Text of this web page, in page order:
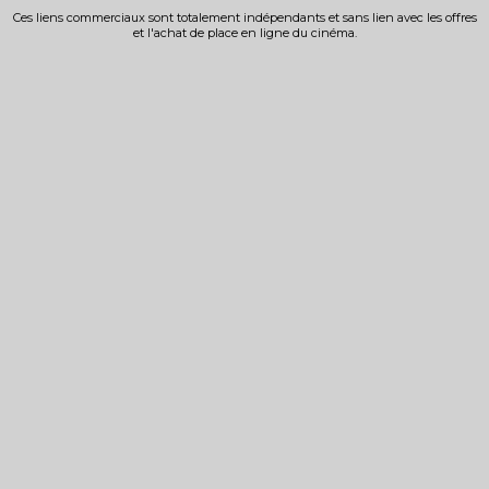
Ces liens commerciaux sont totalement indépendants et sans lien avec les offres
et l'achat de place en ligne du cinéma.